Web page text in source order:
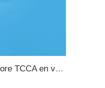
fournisseur de comprimés de chlore TCCA en vrac, désinfectant pour piscine